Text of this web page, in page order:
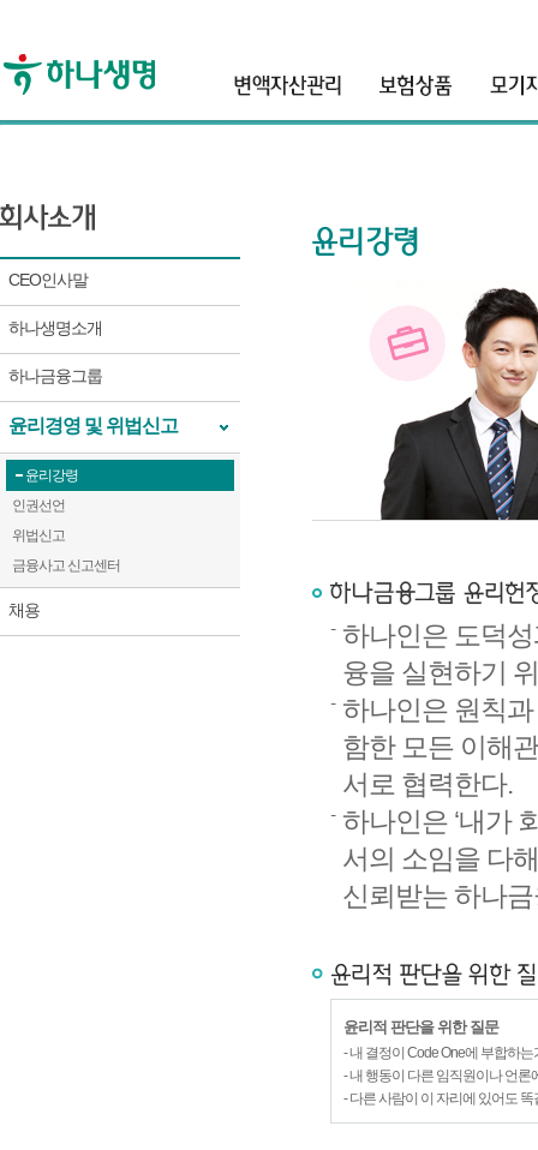
CEO인사말
하나생명소개
하나금융그룹
윤리경영 및 위법신고
윤리강령
인권선언
위법신고
금융사고 신고센터
채용
하나인은 도덕
융을 실현하기
하나인은 원칙
함한 모든 이해
서로 협력한다.
하나인은 ‘내가
서의 소임을 다
신뢰받는 하나
윤리적 판단을 위한 질문
- 내 결정이 Code One에 부합하는
- 내 행동이 다른 임직원이나 언
- 다른 사람이 이 자리에 있어도